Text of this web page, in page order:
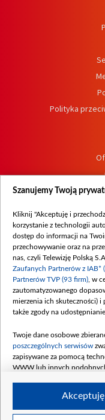
Polityka
Szanujemy Twoją
Kliknij "Akceptuję i
korzystanie z technologii
dostęp do informacji na
przechowywanie oraz na
nas, czyli Telewizję Polską
Zaufanych Partnerów z IAB*
Partnerów TVP (93 firm) , w
zautomatyzowanego
mierzenia ich skuteczności) i
także zgody na
Twoje dane osobowe
poszczególnych serwisów
zapisywane za pomocą
WWW lub innych